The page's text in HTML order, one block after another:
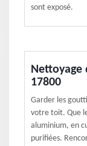
sont exposé.
Nettoyage
17800
Garder les
votre toit. Que
aluminium, en
purifiées.